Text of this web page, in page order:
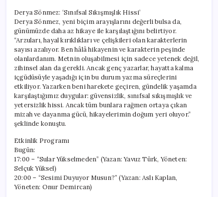
Derya Sönmez: ‘Sınıfsal Sıkışmışlık Hissi’
Derya Sönmez, yeni biçim arayışlarını değerli bulsa da,
günümüzde daha az hikaye ile karşılaştığını belirtiyor.
“Arzuları, hayal kırıklıkları ve çelişkileri olan karakterlerin
sayısı azalıyor. Ben hâlâ hikayenin ve karakterin peşinde
olanlardanım. Metnin oluşabilmesi için sadece yetenek değil,
zihinsel alan da gerekli. Ancak genç yazarlar, hayatta kalma
içgüdüsüyle yaşadığı için bu durum yazma süreçlerini
etkiliyor. Yazarken beni harekete geçiren, gündelik yaşamda
karşılaştığımız duygular: güvensizlik, sınıfsal sıkışmışlık ve
yetersizlik hissi. Ancak tüm bunlara rağmen ortaya çıkan
mizah ve dayanma gücü, hikayelerimin doğum yeri oluyor.”
şeklinde konuştu.
Etkinlik Programı
Bugün:
17:00 – “Sular Yükselmeden” (Yazan: Yavuz Türk, Yöneten:
Selçuk Yüksel)
20:00 – “Sesimi Duyuyor Musun?” (Yazan: Aslı Kaplan,
Yöneten: Onur Demircan)